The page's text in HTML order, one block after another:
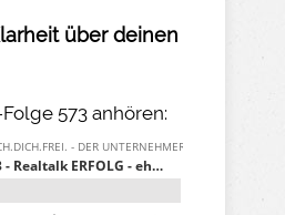
über deinen
573 anhören: